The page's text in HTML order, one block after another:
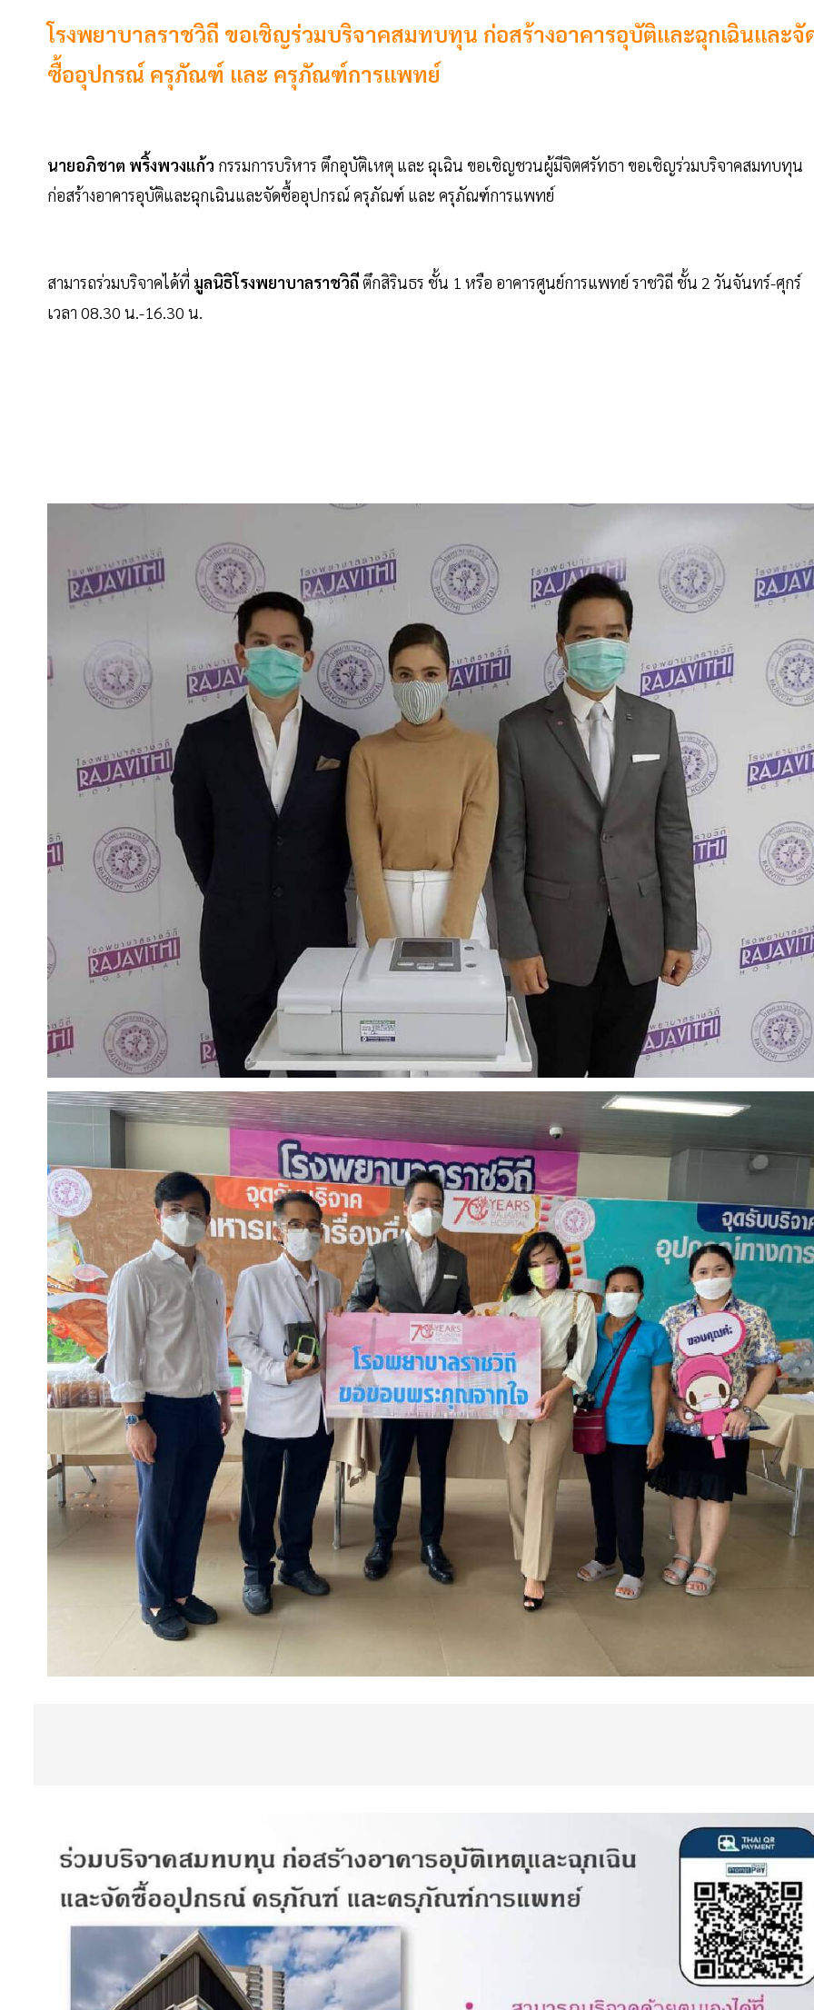
โรงพยาบาลราชวิถี ขอเชิญร่วมบริจาคสมทบทุน ก่อสร้างอาคารอุบัติและฉุกเฉินและจั
ซื้ออุปกรณ์ ครุภัณฑ์ และ ครุภัณฑ์การแพทย์
นายอภิชาต พริ้งพวงแก้ว กรรมการบริหาร ตึกอุบัติเหตุ และ ฉุเฉิน ขอเชิญชวนผู้มีจิตศรัทธา ขอเชิญร่วมบริจาคสมทบทุน
ก่อสร้างอาคารอุบัติและฉุกเฉินและจัดซื้ออุปกรณ์ ครุภัณฑ์ และ ครุภัณฑ์การแพทย์
สามารถร่วมบริจาคได้ที่ มูลนิธิโรงพยาบาลราชวิถีตึกสิรินธร ชั้น 1 หรือ อาคารศูนย์การแพทย์ ราชวิถี ชั้น 2 วันจันทร์-ศุกร์
เวลา 08.30 น.-16.30 น.